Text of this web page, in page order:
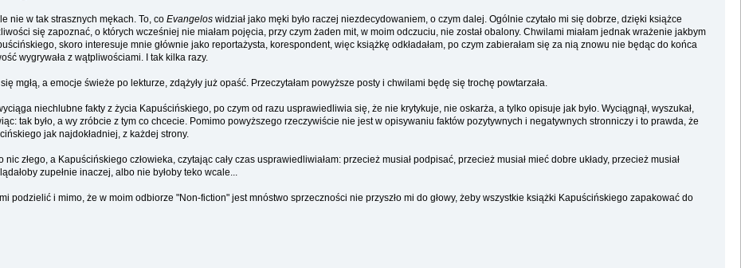
nie w tak strasznych mękach. To, co Evangeloswidział jako męki było raczej niezdecydowaniem, o czym dalej. Ogólnie czytało mi się dobrze, dzięki książce
się zapoznać, o których wcześniej nie miałam pojęcia, przy czym żaden mit, w moim odczuciu, nie został obalony. Chwilami miałam jednak wrażenie jakbym
skoro interesuje mnie głównie jako reportażysta, korespondent, więc książkę odkładałam, po czym zabierałam się za nią znowu nie będąc do końca
wygrywała z wątpliwościami. I tak kilka razy.
mgłą, a emocje świeże po lekturze, zdążyły już opaść. Przeczytałam powyższe posty i chwilami będę się trochę powtarzała.
niechlubne fakty z życia Kapuścińskiego, po czym od razu usprawiedliwia się, że nie krytykuje, nie oskarża, a tylko opisuje jak było. Wyciągnął, wyszukał,
tak było, a wy zróbcie z tym co chcecie. Pomimo powyższego rzeczywiście nie jest w opisywaniu faktów pozytywnych i negatywnych stronniczy i to prawda, że
jak najdokładniej, z każdej strony.
złego, a Kapuścińskiego człowieka, czytając cały czas usprawiedliwiałam: przecież musiał podpisać, przecież musiał mieć dobre układy, przecież musiał
zupełnie inaczej, albo nie byłoby teko wcale...
podzielić i mimo, że w moim odbiorze "Non-fiction" jest mnóstwo sprzeczności nie przyszło mi do głowy, żeby wszystkie książki Kapuścińskiego zapakować do